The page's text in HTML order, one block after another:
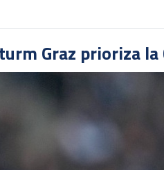
Graz prioriza